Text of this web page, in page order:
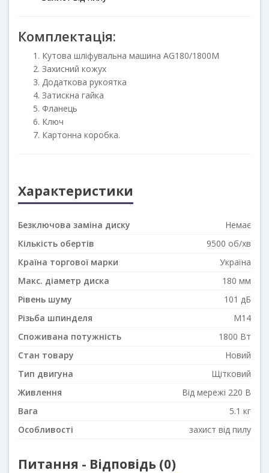
Комплектація:
Кутова шліфувальна машина AG180/1800M
Захисний кожух
Додаткова рукоятка
Затискна гайка
Фланець
Ключ
Картонна коробка.
Характеристики
Безключова заміна диску
Немає
Кількість обертів
9500 об/хв
Країна торгової марки
Україна
Макс. діаметр диска
180 мм
Рівень шуму
101 дБ
Різьба шпинделя
M14
Споживана потужність
1800 Вт
Стан товару
Новий
Тип двигуна
Щітковий
Живлення
Від мережі 220 В
Вага
5.1 кг
Особливості
захист від пилу
Питання - Відповідь (0)